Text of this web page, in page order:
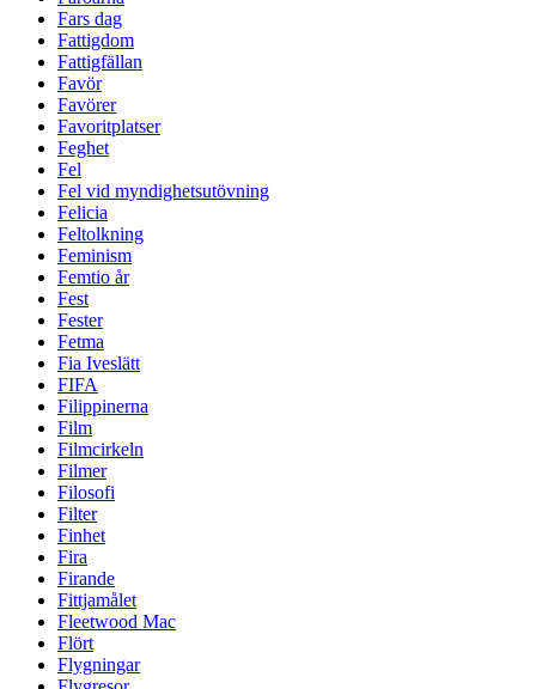
Fars dag
Fattigdom
Fattigfällan
Favör
Favörer
Favoritplatser
Feghet
Fel
Fel vid myndighetsutövning
Felicia
Feltolkning
Feminism
Femtio år
Fest
Fester
Fetma
Fia Iveslätt
FIFA
Filippinerna
Film
Filmcirkeln
Filmer
Filosofi
Filter
Finhet
Fira
Firande
Fittjamålet
Fleetwood Mac
Flört
Flygningar